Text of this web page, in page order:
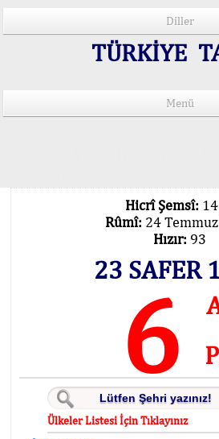
Diller
TÜRKİYE
Menü
Hicrî Şemsî:
Rûmî: 24
Hızır: 93
23 SAFER
6
Ülkeler Listesi İçin Tıklayınız